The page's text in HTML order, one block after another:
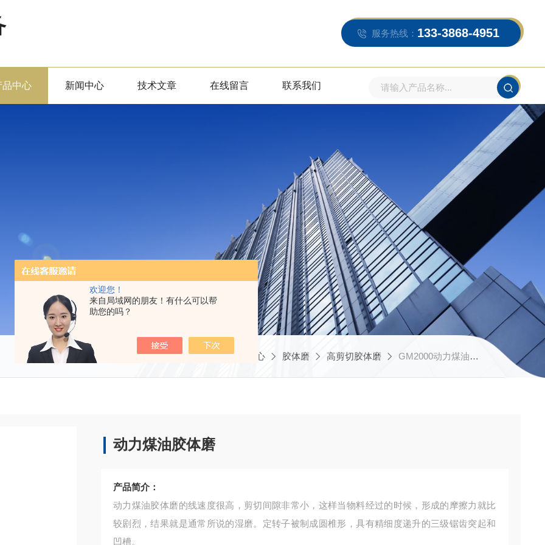
欢迎您！
来自局域网的朋友！有什么可以帮
助您的吗？
服务热线： 133-3868-4951
品中心 新闻中心 技术文章 在线留言 联系我们
当前位置：首页 产品中心 胶体磨 高剪切胶体磨 GM2000动力煤油胶体磨
动力煤油胶体磨
产品简介：
动力煤油胶体磨的线速度很高，剪切间隙非常小，这样当物料经过的时候，形成的摩擦力就比
较剧烈，结果就是通常所说的湿磨。定转子被制成圆椎形，具有精细度递升的三级锯齿突起和
凹槽。